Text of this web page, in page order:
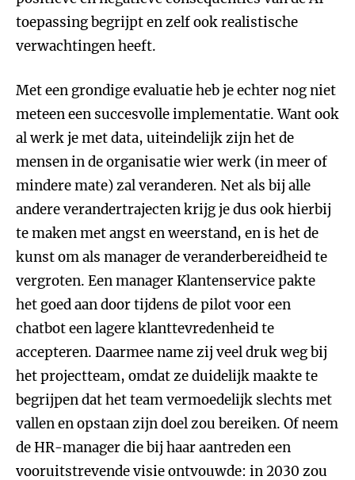
toepassing begrijpt en zelf ook realistische
verwachtingen heeft.
Met een grondige evaluatie heb je echter nog niet
meteen een succesvolle implementatie. Want ook
al werk je met data, uiteindelijk zijn het de
mensen in de organisatie wier werk (in meer of
mindere mate) zal veranderen. Net als bij alle
andere verandertrajecten krijg je dus ook hierbij
te maken met angst en weerstand, en is het de
kunst om als manager de veranderbereidheid te
vergroten. Een manager Klantenservice pakte
het goed aan door tijdens de pilot voor een
chatbot een lagere klanttevredenheid te
accepteren. Daarmee name zij veel druk weg bij
het projectteam, omdat ze duidelijk maakte te
begrijpen dat het team vermoedelijk slechts met
vallen en opstaan zijn doel zou bereiken. Of neem
de HR-manager die bij haar aantreden een
vooruitstrevende visie ontvouwde: in 2030 zou